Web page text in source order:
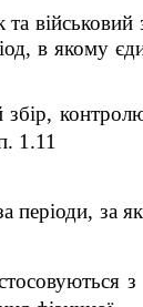
військовий
в якому
збір,
1.11
періоди, за